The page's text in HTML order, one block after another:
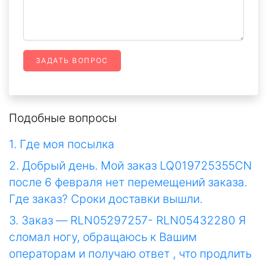
ЗАДАТЬ ВОПРОС
Подобные вопросы
1. Где моя посылка
2. Добрый день. Мой заказ LQ019725355CN
после 6 февраля нет перемещений заказа.
Где заказ? Сроки доставки вышли.
3. Заказ — RLN05297257- RLN05432280 Я
сломал ногу, обращаюсь к Вашим
операторам и получаю ответ , что продлить